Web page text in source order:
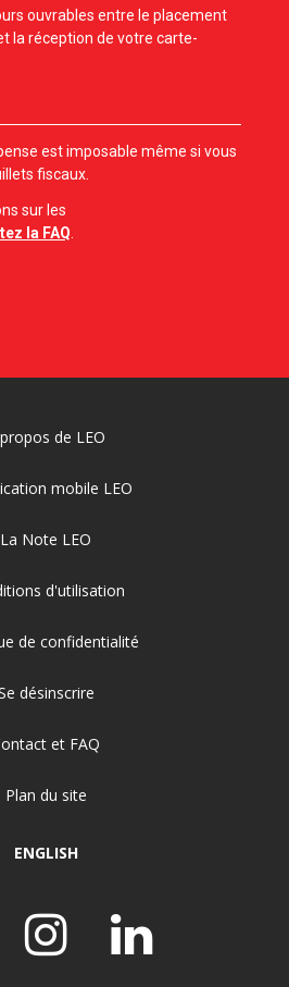
ouvrables entre le placement
la réception de votre carte-
est imposable même si vous
fiscaux.
sur les
la FAQ
de LEO
mobile LEO
La Note LEO
d'utilisation
de confidentialité
désinscrire
et FAQ
Plan du site
ENGLISH